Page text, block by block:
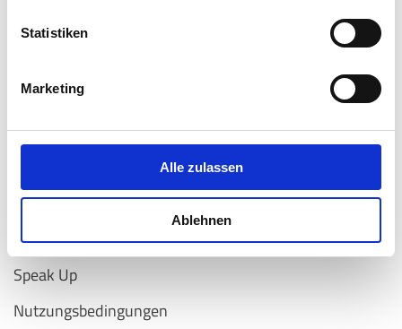
Statistiken
Marketing
Alle zulassen
Ablehnen
Kontakt
Air-Cond International GmbH
A Carrier Company ©️ 2026Carrier
Speak Up
Nutzungsbedingungen